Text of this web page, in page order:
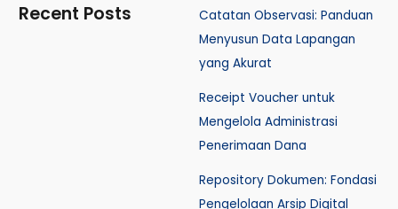
Recent Posts
Catatan Observasi: Panduan
Menyusun Data Lapangan
yang Akurat
Receipt Voucher untuk
Mengelola Administrasi
Penerimaan Dana
Repository Dokumen: Fondasi
Pengelolaan Arsip Digital